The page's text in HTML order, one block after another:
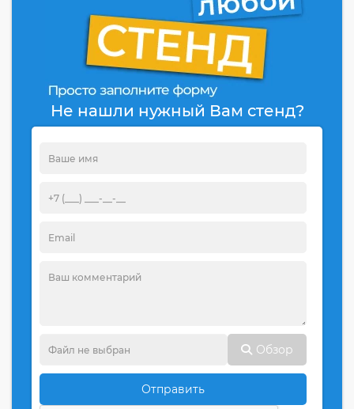
Не нашли нужный Вам стенд?
Обзор
Отправить